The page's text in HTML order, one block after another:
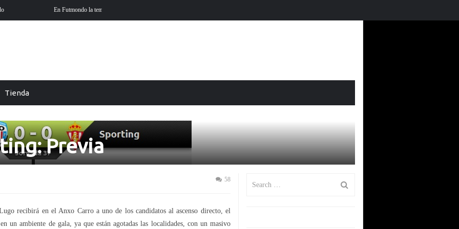
aquí
Tienda
Previa
58
recibirá en el Anxo Carro a uno de los candidatos al ascenso directo, el
un ambiente de gala, ya que están agotadas las localidades, con un masivo